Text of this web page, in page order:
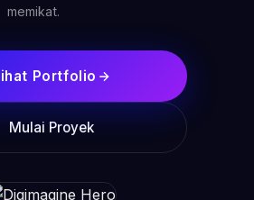
memikat.
Portfolio
Mulai Proyek